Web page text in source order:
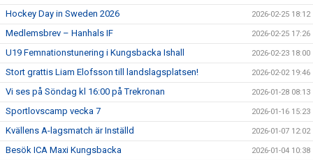
Hockey Day in Sweden 2026 2026-02-25 18:12
Medlemsbrev – Hanhals IF 2026-02-25 17:26
U19 Femnationstunering i Kungsbacka Ishall 2026-02-23 18:00
Stort grattis Liam Elofsson till landslagsplatsen! 2026-02-02 19:46
Vi ses på Söndag kl 16:00 på Trekronan 2026-01-28 08:13
Sportlovscamp vecka 7 2026-01-16 15:23
Kvällens A-lagsmatch är Inställd 2026-01-07 12:02
Besök ICA Maxi Kungsbacka 2026-01-04 10:38